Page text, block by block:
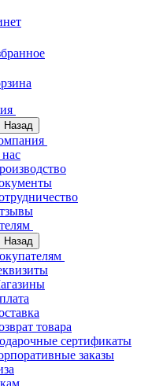
Назад
Назад
товара
сертификаты
заказы